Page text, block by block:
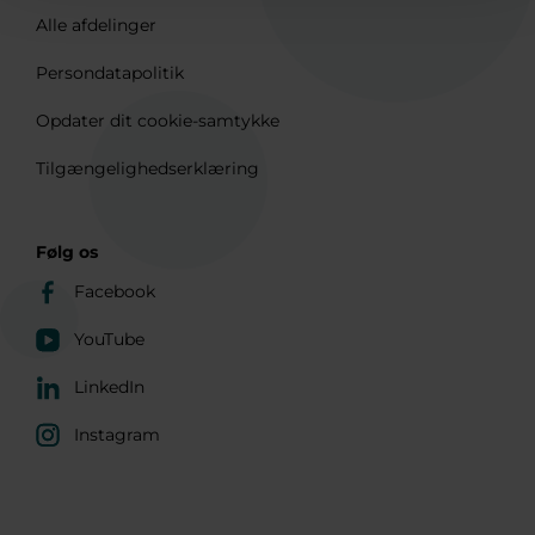
Alle afdelinger
Persondatapolitik
Opdater dit cookie-samtykke
Tilgængelighedserklæring
Følg os
Facebook
YouTube
LinkedIn
Instagram